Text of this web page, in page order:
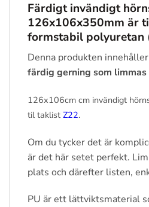
Färdigt invändigt
126x106x350mm är
formstabil polyuretan
Denna produkten innehåller
färdig gerning som limmas
126x106cm cm invändigt
til taklist Z22.
Om du tycker det är
är det här setet perfekt.
plats och därefter listen,
PU är ett lättviktsmaterial